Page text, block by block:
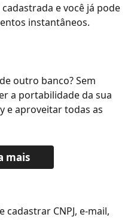
e você já pode
instantâneos.
outro banco? Sem
a portabilidade da sua
e aproveitar todas as
mais
cadastrar CNPJ, e-mail,